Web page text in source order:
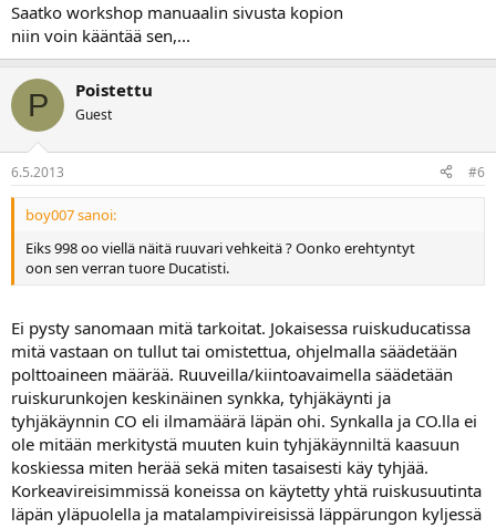
Saatko workshop manuaalin sivusta kopion
niin voin kääntää sen,...
P Poistettu
Guest
6.5.2013 #6
boy007 sanoi:
Eiks 998 oo viellä näitä ruuvari vehkeitä ? Oonko erehtyntyt
oon sen verran tuore Ducatisti.
Ei pysty sanomaan mitä tarkoitat. Jokaisessa ruiskuducatissa
mitä vastaan on tullut tai omistettua, ohjelmalla säädetään
polttoaineen määrää. Ruuveilla/kiintoavaimella säädetään
ruiskurunkojen keskinäinen synkka, tyhjäkäynti ja
tyhjäkäynnin CO eli ilmamäärä läpän ohi. Synkalla ja CO.lla ei
ole mitään merkitystä muuten kuin tyhjäkäynniltä kaasuun
koskiessa miten herää sekä miten tasaisesti käy tyhjää.
Korkeavireisimmissä koneissa on käytetty yhtä ruiskusuutinta
läpän yläpuolella ja matalampivireisissä läppärungon kyljessä